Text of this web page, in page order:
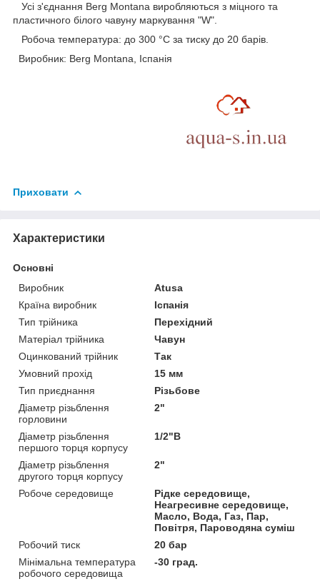
Усі з'єднання Berg Montana виробляються з міцного та
пластичного білого чавуну маркування "W".
Робоча температура: до 300 °C за тиску до 20 барів.
Виробник: Berg Montana, Іспанія
Приховати
Характеристики
Основні
Виробник
Atusa
Країна виробник
Іспанія
Тип трійника
Перехідний
Матеріал трійника
Чавун
Оцинкований трійник
Так
Умовний прохід
15 мм
Тип приєднання
Різьбове
Діаметр різьблення
горловини
2"
Діаметр різьблення
першого торця корпусу
1/2"В
Діаметр різьблення
другого торця корпусу
2"
Робоче середовище
Рідке середовище,
Неагресивне середовище,
Масло, Вода, Газ, Пар,
Повітря, Пароводяна суміш
Робочий тиск
20 бар
Мінімальна температура
робочого середовища
-30 град.